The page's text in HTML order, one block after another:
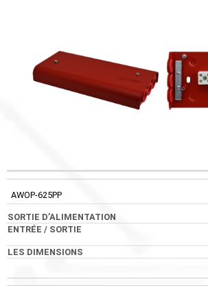
SORTIE
D’ALIMENTATION
AWOP-625PP